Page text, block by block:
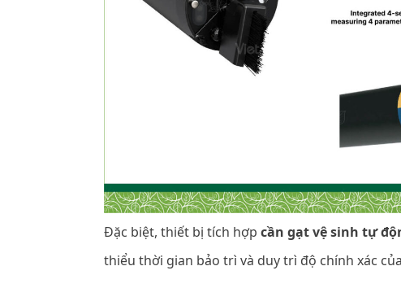
Đặc biệt, thiết bị tích hợp cần gạt vệ sinh tự
thiểu thời gian bảo trì và duy trì độ chính xác